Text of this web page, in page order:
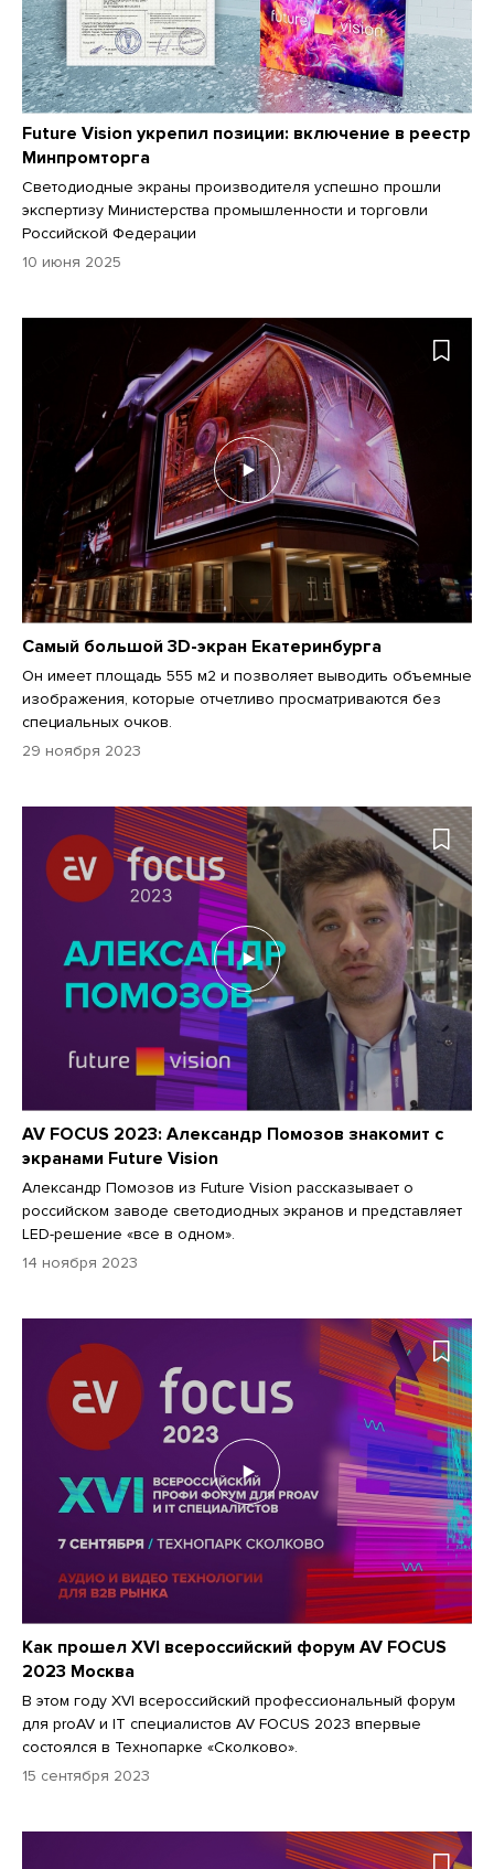
Future Vision укрепил позиции: включение в реестр
Минпромторга
Светодиодные экраны производителя успешно прошли
экспертизу Министерства промышленности и торговли
Российской Федерации
10 июня 2025
Самый большой 3D-экран Екатеринбурга
Он имеет площадь 555 м2 и позволяет выводить объемные
изображения, которые отчетливо просматриваются без
специальных очков.
29 ноября 2023
AV FOCUS 2023: Александр Помозов знакомит с
экранами Future Vision
Александр Помозов из Future Vision рассказывает о
российском заводе светодиодных экранов и представляет
LED-решение «все в одном».
14 ноября 2023
Как прошел XVI всероссийский форум AV FOCUS
2023 Москва
В этом году XVI всероссийский профессиональный форум
для proAV и IT специалистов AV FOCUS 2023 впервые
состоялся в Технопарке «Сколково».
15 сентября 2023